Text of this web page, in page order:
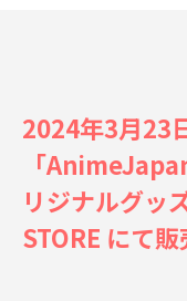
2024年3月23
「
リジナルグッ
STORE にて販